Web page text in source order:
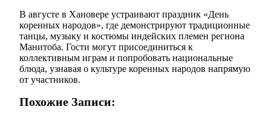
В августе в Хановере устраивают праздник «День
коренных народов», где демонстрируют традиционные
танцы, музыку и костюмы индейских племен региона
Манитоба. Гости могут присоединиться к
коллективным играм и попробовать национальные
блюда, узнавая о культуре коренных народов напрямую
от участников.
Похожие Записи: